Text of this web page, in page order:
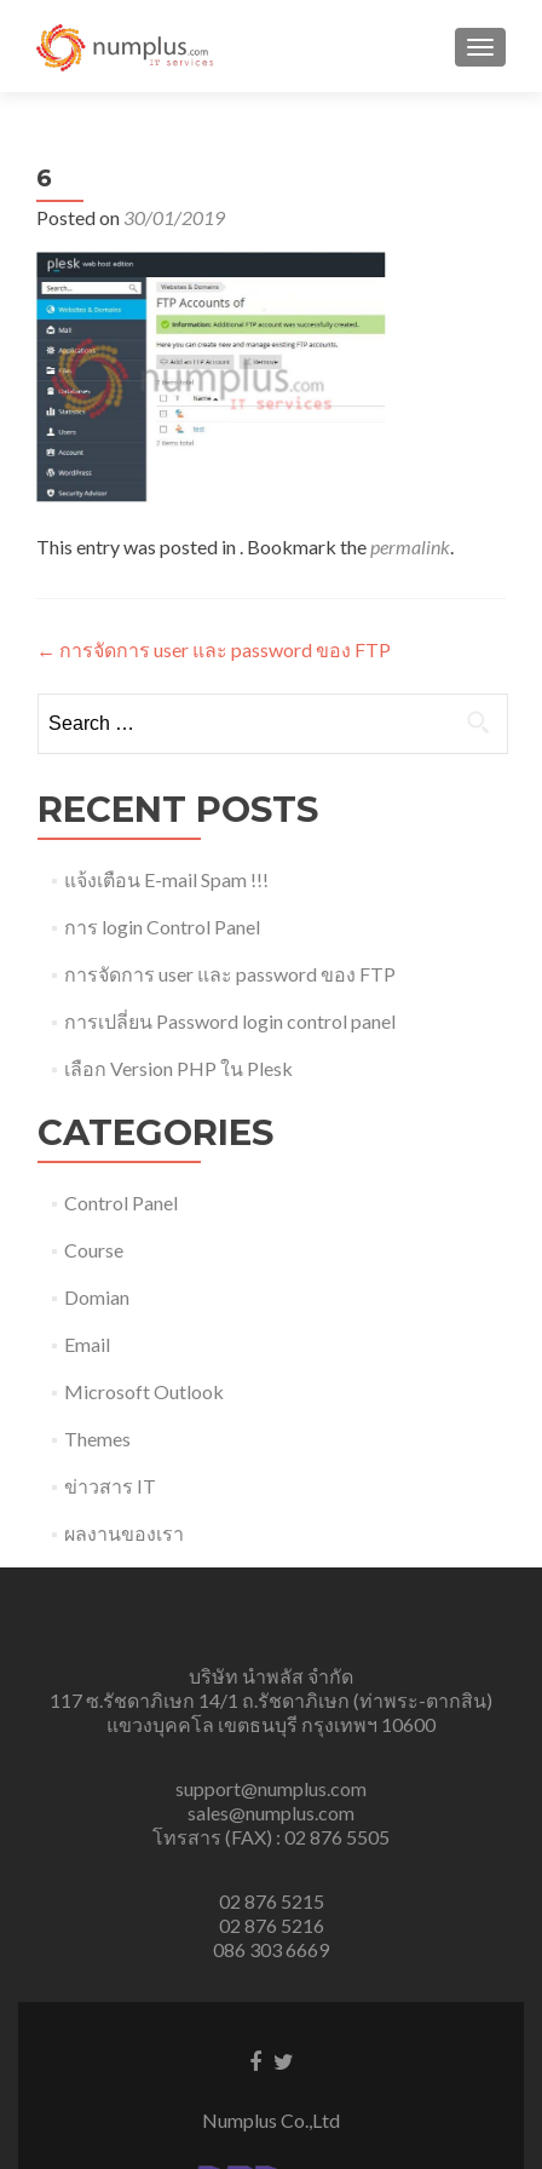
6
Posted on 30/01/2019
This entry was posted in . Bookmark thepermalink.
Post
navigation
← การจัดการ user และ password ของ FTP
for:
RECENT POSTS
แจ้งเตือน E-mail Spam !!!
การ login Control Panel
การจัดการ user และ password ของ FTP
การเปลี่ยน Password login control panel
เลือก Version PHP ใน Plesk
CATEGORIES
Control Panel
Course
Domian
Email
Microsoft Outlook
Themes
ข่าวสาร IT
ผลงานของเรา
บริษัท นำพลัส จำกัด
117 ซ.รัชดาภิเษก 14/1 ถ.รัชดาภิเษก (ท่าพระ-ตากสิน)
แขวงบุคคโล เขตธนบุรี กรุงเทพฯ 10600
support@numplus.com
sales@numplus.com
โทรสาร (FAX) : 02 876 5505
02 876 5215
02 876 5216
086 303 6669
Facebook
Twitter
Numplus Co.,Ltd